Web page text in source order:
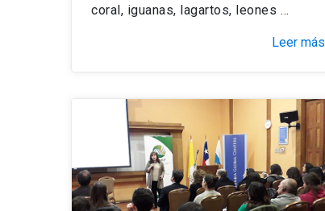
coral, iguanas, lagartos, leones …
Leer más